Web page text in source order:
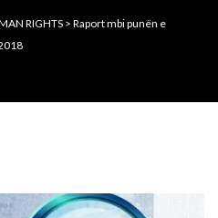
RIGHTS > Raport mbi punën e